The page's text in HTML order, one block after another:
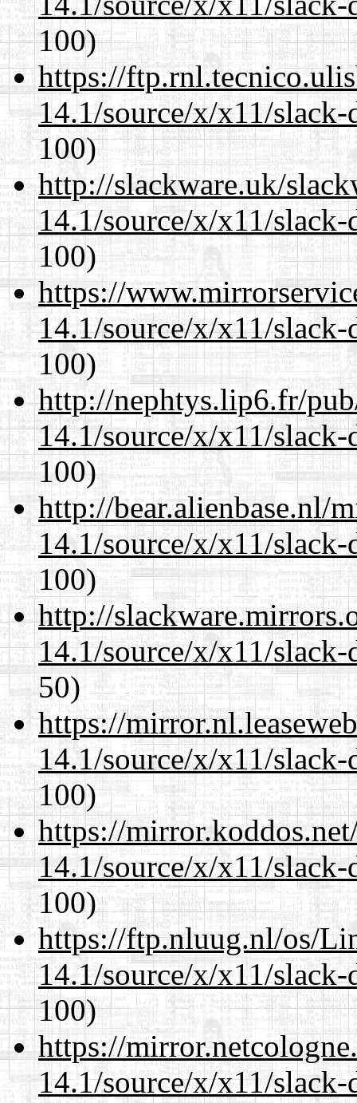
100)
https://
14.1/source/x/x11/
100)
http://slackware.uk/
14.1/source/x/x11/
100)
https://
14.1/source/x/x11/
100)
http://nephtys.lip6.fr/
14.1/source/x/x11/
100)
http://bear.alienbase.nl/
14.1/source/x/x11/
100)
http://
14.1/source/x/x11/
50)
https://
14.1/source/x/x11/
100)
https://
14.1/source/x/x11/
100)
https://ftp.nluug.nl/os/
14.1/source/x/x11/
100)
https://
14.1/source/x/x11/